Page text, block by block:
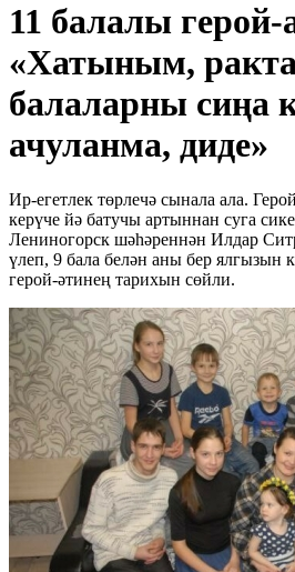
11 балалы герой-
«Хатыным,
балаларны сиңа
ачуланма, диде»
Ир-егетлек төрлечә сынала ала.
керүче йә батучы артыннан суга
Лениногорск шәһәреннән Илдар
үлеп, 9 бала белән аны бер ялгызын
герой-әтинең тарихын сөйли.